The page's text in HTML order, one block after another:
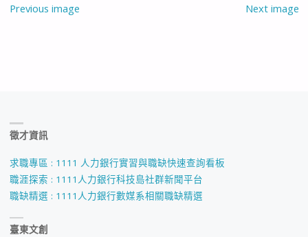
Previous image Next image
徵才資訊
求職專區 : 1111 人力銀行實習與職缺快速查詢看板
職涯探索 : 1111人力銀行科技島社群新聞平台
職缺精選 : 1111人力銀行數媒系相關職缺精選
臺東文創